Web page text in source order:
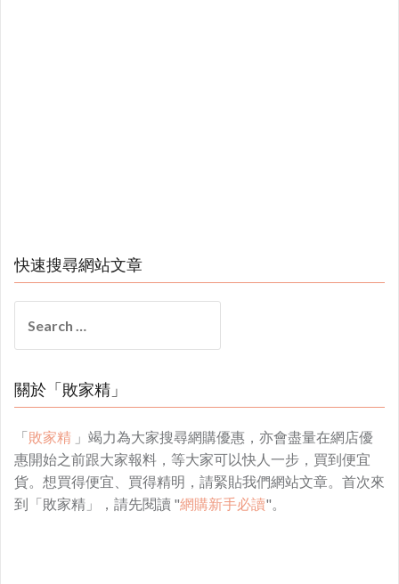
快速搜尋網站文章
for:
關於「敗家精」
「敗家精 」竭力為大家搜尋網購優惠，亦會盡量在網店優
惠開始之前跟大家報料，等大家可以快人一步，買到便宜
貨。想買得便宜、買得精明，請緊貼我們網站文章。首次來
到「敗家精」，請先閱讀 "網購新手必讀"。